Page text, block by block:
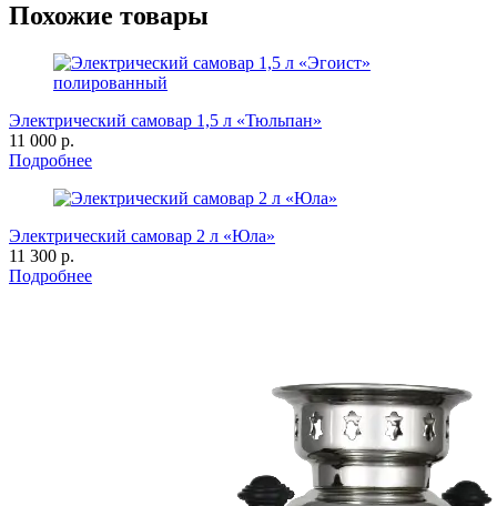
Похожие товары
Электрический самовар 1,5 л «Тюльпан»
11 000 р.
Подробнее
Электрический самовар 2 л «Юла»
11 300 р.
Подробнее